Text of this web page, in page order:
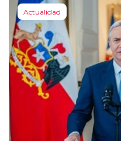
Actualidad